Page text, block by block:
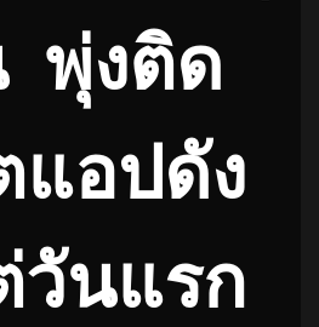
พุ่งติด
แอปดัง
วันแรก